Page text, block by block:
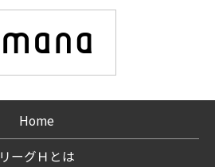
Home
リーグＨとは